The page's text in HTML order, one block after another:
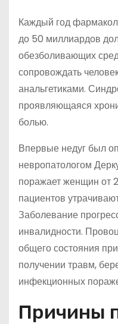
Каждый год
до 50 миллиардов
обезболивающих
сопровождать
анальгетиками.
проявляющаяся
болью.
Впервые недуг был
невропатологом
поражает женщин от
пациентов
Заболевание
инвалидности.
общего состояния
получении травм,
инфекционных
Причины